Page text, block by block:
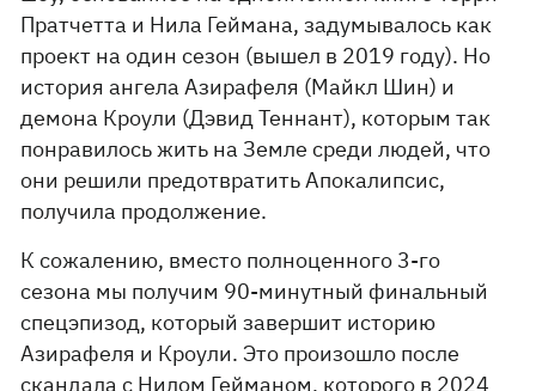
Пратчетта и Нила Геймана, задумывалось как
проект на один сезон (вышел в 2019 году). Но
история ангела Азирафеля (Майкл Шин) и
демона Кроули (Дэвид Теннант), которым так
понравилось жить на Земле среди людей, что
они решили предотвратить Апокалипсис,
получила продолжение.
К сожалению, вместо полноценного 3-го
сезона мы получим 90-минутный финальный
спецэпизод, который завершит историю
Азирафеля и Кроули. Это произошло после
скандала с Нилом Гейманом, которого в 2024